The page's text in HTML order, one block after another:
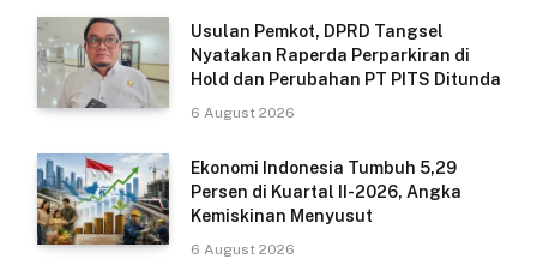
Usulan Pemkot, DPRD Tangsel
Nyatakan Raperda Perparkiran di
Hold dan Perubahan PT PITS Ditunda
6 August 2026
Ekonomi Indonesia Tumbuh 5,29
Persen di Kuartal II-2026, Angka
Kemiskinan Menyusut
6 August 2026